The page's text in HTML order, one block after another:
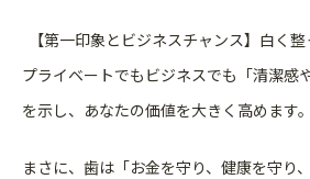
【第一印象とビジネスチャンス】白く整
プライベートでもビジネスでも「清潔感
を示し、あなたの価値を大きく高めます。
まさに、歯は「お金を守り、健康を守り